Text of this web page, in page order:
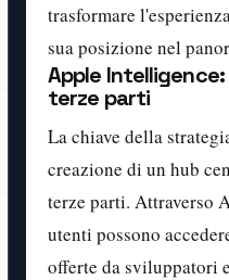
trasformare
sua posizione nel
Apple Intelligence:
terze parti
La chiave della
creazione di un hub
terze parti. Attraverso
utenti possono
offerte da sviluppatori